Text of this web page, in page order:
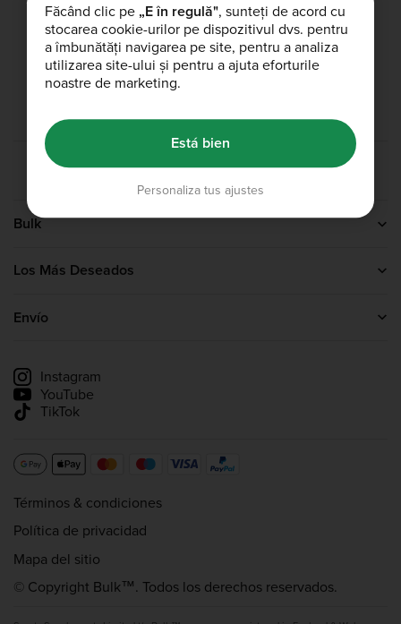
Snacks de Proteína
Alimentos de Alto Contenido Proteico
Descuento para estudiantes
10% de descuento adicional para estudiantes
Empieza a ahorrar
Bulk
Acerca de nosotros
Los Más Deseados
Creatina
Envío
Instagram
YouTube
TikTok
Términos & condiciones
Política de privacidad
Mapa del sitio
© Copyright Bulk™. Todos los derechos reservados.
Făcând clic pe „E în regulă", sunteți de acord cu
stocarea cookie-urilor pe dispozitivul dvs. pentru
a îmbunătăți navigarea pe site, pentru a analiza
utilizarea site-ului și pentru a ajuta eforturile
noastre de marketing.
Personaliza tus ajustes
Está bien